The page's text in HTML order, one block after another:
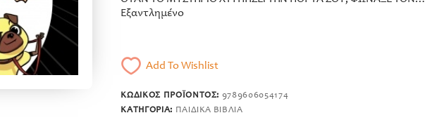
Εξαντλημένο
Add To Wishlist
ΚΩΔΙΚΌΣ ΠΡΟΪΌΝΤΟΣ: 9789606054174
ΚΑΤΗΓΟΡΊΑ: ΠΑΙΔΙΚΆ ΒΙΒΛΊΑ